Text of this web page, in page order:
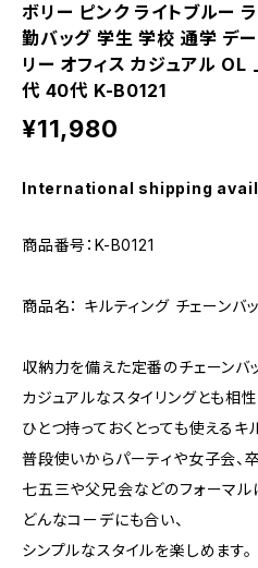
ボリー ピンク ライトブルー
勤バッグ 学生 学校 通学 デー
リー オフィス カジュアル
代 40代 K-B0121
¥11,980
International shipping
商品番号：K-B0121
商品名： キルティング チェーンバ
収納力を備えた定番のチェーンバ
カジュアルなスタイリングとも相性
ひとつ持っておくとっても使えるキ
普段使いからパーティや女子会、
七五三や父兄会などのフォーマル
どんなコーデにも合い、
シンプルなスタイルを楽しめます。